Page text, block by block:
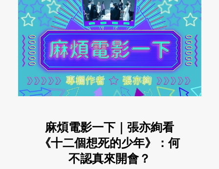
麻煩電影一下｜張亦絢看
《十二個想死的少年》：何
不認真來開會？